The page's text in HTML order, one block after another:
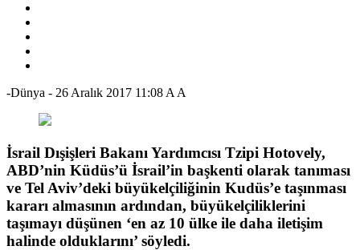
-Dünya - 26 Aralık 2017 11:08 A A
İsrail Dışişleri Bakanı Yardımcısı Tzipi Hotovely,
ABD’nin Küdüs’ü İsrail’in başkenti olarak tanıması
ve Tel Aviv’deki büyükelçiliğinin Kudüs’e taşınması
kararı almasının ardından, büyükelçiliklerini
taşımayı düşünen ‘en az 10 ülke ile daha iletişim
halinde olduklarını’ söyledi.